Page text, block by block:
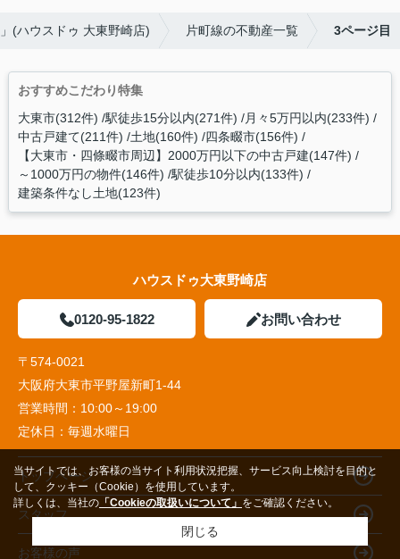
(ハウスドゥ 大東野崎店) 片町線の不動産一覧 3ページ目
おすすめこだわり特集
大東市(312件) 駅徒歩15分以内(271件) 月々5万円以内(233件)
中古戸建て(211件) 土地(160件) 四条畷市(156件)
【大東市・四條畷市周辺】2000万円以下の中古戸建(147件)
～1000万円の物件(146件) 駅徒歩10分以内(133件)
建築条件なし土地(123件)
ハウスドゥ大東野崎店
0120-95-1822 お問い合わせ
〒574-0021
大阪府大東市平野屋新町1-44
営業時間： 10:00～19:00
定休日： 毎週水曜日
トップページ
スタッフ
お客様の声
当サイトでは、お客様の当サイト利用状況把握、サービス向上検討を目的と
して、クッキー（Cookie）を使用しています。
詳しくは、当社の 「Cookieの取扱いについて」 をご確認ください。
閉じる